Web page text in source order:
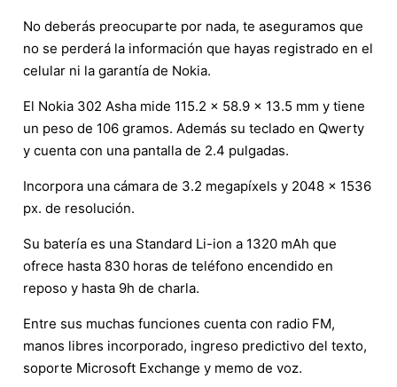
No deberás preocuparte por nada, te aseguramos que
no se perderá la información que hayas registrado en el
celular ni la garantía de Nokia.
El Nokia 302 Asha mide 115.2 x 58.9 x 13.5 mm y tiene
un peso de 106 gramos. Además su teclado en Qwerty
y cuenta con una pantalla de 2.4 pulgadas.
Incorpora una cámara de 3.2 megapíxels y 2048 x 1536
px. de resolución.
Su batería es una Standard Li-ion a 1320 mAh que
ofrece hasta 830 horas de teléfono encendido en
reposo y hasta 9h de charla.
Entre sus muchas funciones cuenta con radio FM,
manos libres incorporado, ingreso predictivo del texto,
soporte Microsoft Exchange y memo de voz.